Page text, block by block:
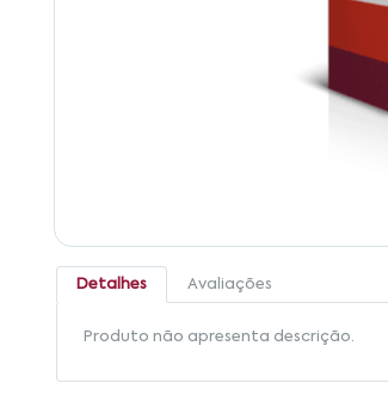
Detalhes Avaliações
Produto não apresenta descrição.